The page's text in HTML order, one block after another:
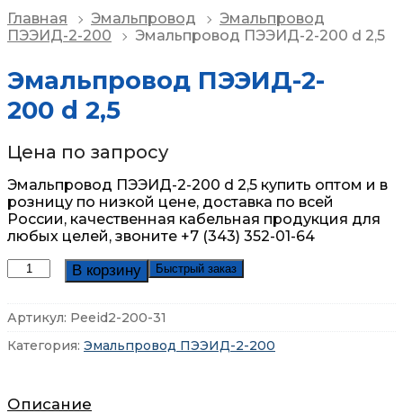
Главная Эмальпровод
Эмальпровод
ПЭЭИД-2-200
Эмальпровод ПЭЭИД-2-200 d 2,5
Эмальпровод ПЭЭИД-2-
200 d 2,5
Цена по запросу
Эмальпровод ПЭЭИД-2-200 d 2,5 купить оптом и в
розницу по низкой цене, доставка по всей
России, качественная кабельная продукция для
любых целей, звоните +7 (343) 352-01-64
Количество
ПЭЭИД-2-
d
В корзину Быстрый заказ
Артикул: Peeid2-200-31
Категория: Эмальпровод ПЭЭИД-2-200
Описание